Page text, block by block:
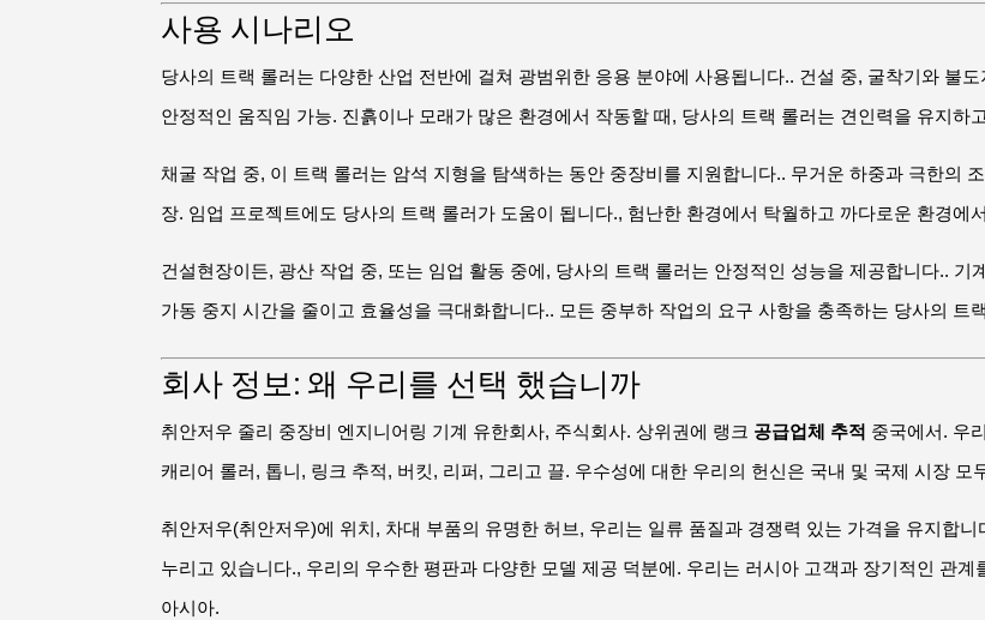
사용 시나리오
당사의 트랙 롤러는 다양한 산업 전반에 걸쳐 광범위한 응용 분야에 사용됩니다.. 건설 중, 굴착기와 불
안정적인 움직임 가능. 진흙이나 모래가 많은 환경에서 작동할 때, 당사의 트랙 롤러는 견인력을 유지하
채굴 작업 중, 이 트랙 롤러는 암석 지형을 탐색하는 동안 중장비를 지원합니다.. 무거운 하중과 극한의
장. 임업 프로젝트에도 당사의 트랙 롤러가 도움이 됩니다., 험난한 환경에서 탁월하고 까다로운 환경에
건설현장이든, 광산 작업 중, 또는 임업 활동 중에, 당사의 트랙 롤러는 안정적인 성능을 제공합니다..
가동 중지 시간을 줄이고 효율성을 극대화합니다.. 모든 중부하 작업의 요구 사항을 충족하는 당사의 트
회사 정보: 왜 우리를 선택 했습니까
취안저우 줄리 중장비 엔지니어링 기계 유한회사, 주식회사. 상위권에 랭크 공급업체 추적 중국에서. 우
캐리어 롤러, 톱니, 링크 추적, 버킷, 리퍼, 그리고 끌. 우수성에 대한 우리의 헌신은 국내 및 국제 시장
취안저우(취안저우)에 위치, 차대 부품의 유명한 허브, 우리는 일류 품질과 경쟁력 있는 가격을 유지합
누리고 있습니다., 우리의 우수한 평판과 다양한 모델 제공 덕분에. 우리는 러시아 고객과 장기적인 관
아시아.